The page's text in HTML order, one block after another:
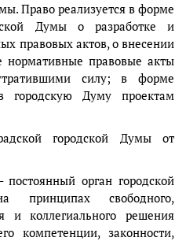
Право реализуется в форме
Думы о разработке и
правовых актов, о внесении
правовые акты
силу; в форме
городскую Думу проектам
городской Думы от
орган городской
свободного,
и коллегиального решения
компетенции, законности,